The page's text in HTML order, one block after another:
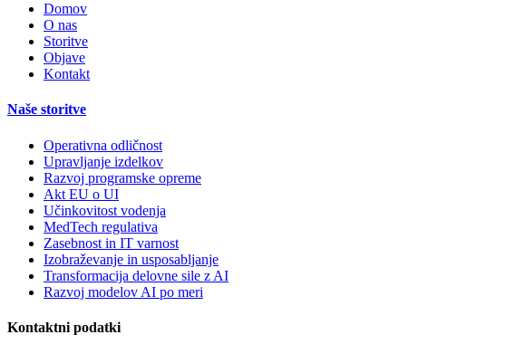
Domov
O nas
Storitve
Objave
Kontakt
Naše storitve
Operativna odličnost
Upravljanje izdelkov
Razvoj programske opreme
Akt EU o UI
Učinkovitost vodenja
MedTech regulativa
Zasebnost in IT varnost
Izobraževanje in usposabljanje
Transformacija delovne sile z AI
Razvoj modelov AI po meri
Kontaktni podatki